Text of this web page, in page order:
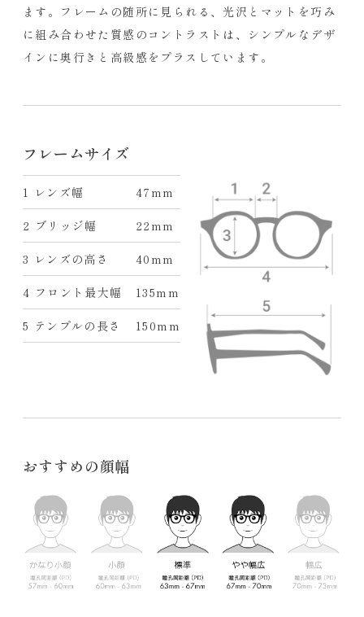
ます。フレームの随所に見られる、光沢とマットを巧み
に組み合わせた質感のコントラストは、シンプルなデザ
インに奥行きと高級感をプラスしています。
フレームサイズ
1 レンズ幅 47mm
2 ブリッジ幅 22mm
3 レンズの高さ 40mm
4 フロント最大幅 135mm
5 テンプルの長さ 150mm
おすすめの顔幅